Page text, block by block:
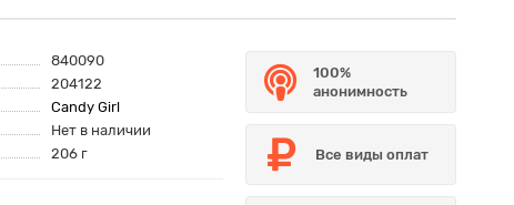
840090
204122
Candy Girl
Нет в наличии
206 г
100%
анонимность
Все виды оплат